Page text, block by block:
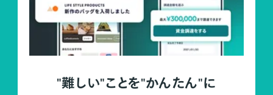
"難しい"ことを"かんたん"に